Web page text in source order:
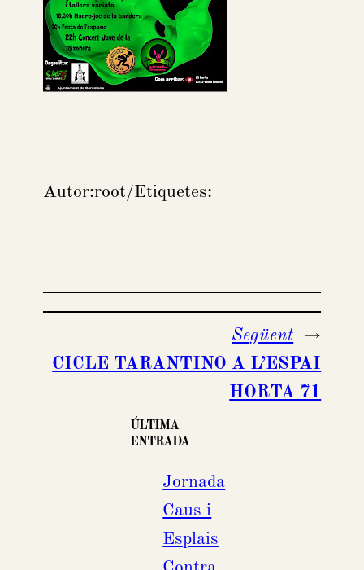
Autor:root/Etiquetes:
Següent
→
CICLE TARANTINO A L’ESPAI
HORTA 71
ÚLTIMA
ENTRADA
Jornada
Caus i
Esplais